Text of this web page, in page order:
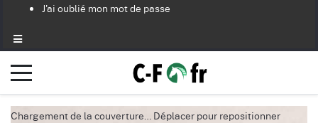
J'ai oublié mon mot de passe
Chargement de la couverture… Déplacer pour repositionner